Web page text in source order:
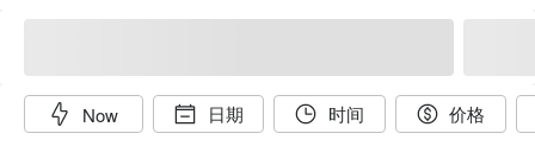
Now 日期 时间 价格